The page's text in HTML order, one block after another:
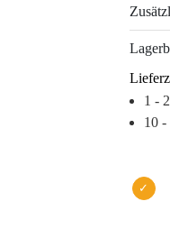
–
–
–
1 -
10 -